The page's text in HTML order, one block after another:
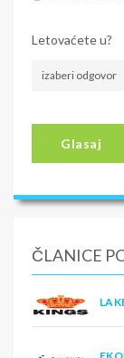
Letovaćete u?
izaberi odgovor
Glasaj
ČLANICE